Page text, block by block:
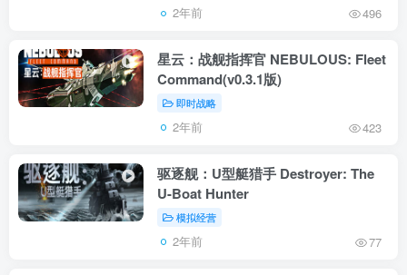
2年前 496
星云：战舰指挥官 NEBULOUS: Fleet
Command(v0.3.1版)
即时战略
2年前 423
驱逐舰：U型艇猎手 Destroyer: The
U-Boat Hunter
模拟经营
2年前 77